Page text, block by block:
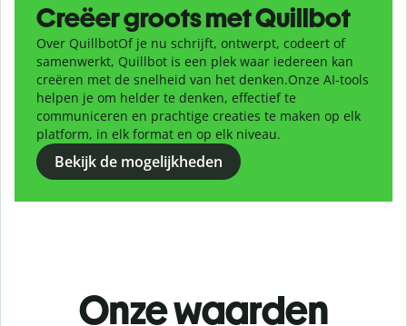
Creëer groots met Quillbot
Over QuillbotOf je nu schrijft, ontwerpt, codeert of
samenwerkt, Quillbot is een plek waar iedereen kan
creëren met de snelheid van het denken.Onze AI-tools
helpen je om helder te denken, effectief te
communiceren en prachtige creaties te maken op elk
platform, in elk format en op elk niveau.
Bekijk de mogelijkheden
Onze waarden